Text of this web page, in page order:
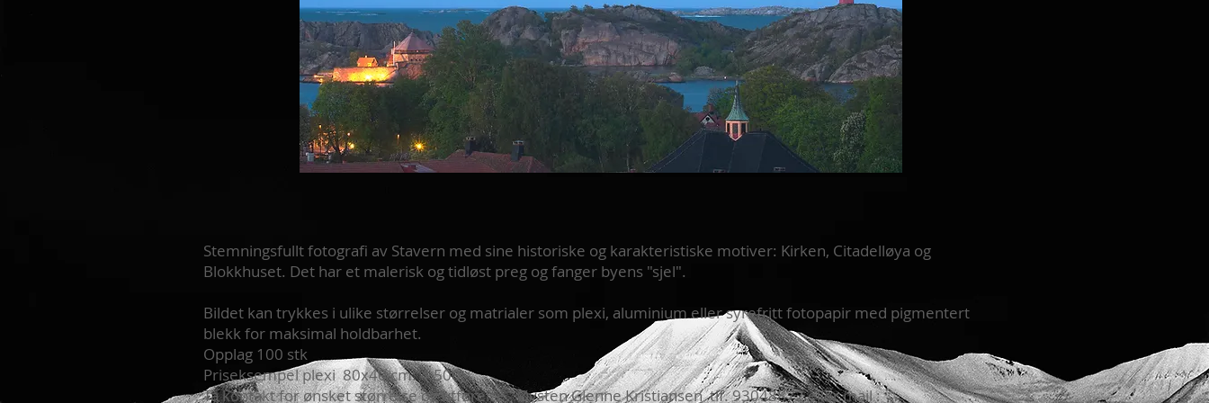
Stemningsfullt fotografi av Stavern med sine historiske og karakteristiske motiver: Kirken, Citadelløya og
Blokkhuset. Det har et malerisk og tidløst preg og fanger byens "sjel".
Bildet kan trykkes i ulike størrelser og matrialer som plexi, aluminium eller syrefritt fotopapir med pigmentert
blekk for maksimal holdbarhet.
Opplag 100 stk
Priseksempel plexi 80x40 cm: 4.500,-
Ta kontakt for ønsket størrelse og utførelse. Øysten Glenne Kristiansen tlf. 93048872 eller mail :